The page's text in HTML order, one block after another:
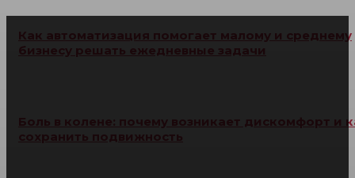
Как автоматизация помогает малому и среднему
бизнесу решать ежедневные задачи
Боль в колене: почему возникает дискомфорт и
сохранить подвижность